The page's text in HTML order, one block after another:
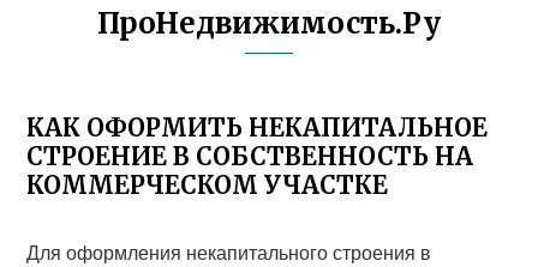
ПроНедвижимость.Ру
КАК ОФОРМИТЬ НЕКАПИТАЛЬНОЕ
СТРОЕНИЕ В СОБСТВЕННОСТЬ НА
КОММЕРЧЕСКОМ УЧАСТКЕ
Для оформления некапитального строения в